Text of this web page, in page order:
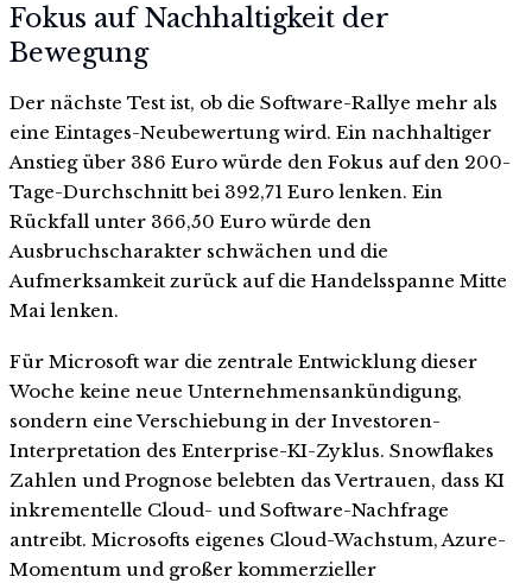
Fokus auf Nachhaltigkeit der
Bewegung
Der nächste Test ist, ob die Software-Rallye mehr als
eine Eintages-Neubewertung wird. Ein nachhaltiger
Anstieg über 386 Euro würde den Fokus auf den 200-
Tage-Durchschnitt bei 392,71 Euro lenken. Ein
Rückfall unter 366,50 Euro würde den
Ausbruchscharakter schwächen und die
Aufmerksamkeit zurück auf die Handelsspanne Mitte
Mai lenken.
Für Microsoft war die zentrale Entwicklung dieser
Woche keine neue Unternehmensankündigung,
sondern eine Verschiebung in der Investoren-
Interpretation des Enterprise-KI-Zyklus. Snowflakes
Zahlen und Prognose belebten das Vertrauen, dass KI
inkrementelle Cloud- und Software-Nachfrage
antreibt. Microsofts eigenes Cloud-Wachstum, Azure-
Momentum und großer kommerzieller